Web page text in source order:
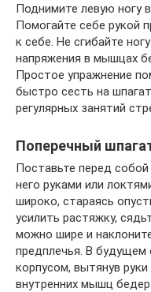
Поднимите левую ногу
Помогайте себе рукой
к себе. Не сгибайте
напряжения в мышцах
Простое упражнение
быстро сесть на
регулярных занятий
Поперечный
Поставьте перед
него руками или
широко, стараясь
усилить растяжку,
можно шире и
предплечья. В будущем
корпусом, вытянув
внутренних мышц